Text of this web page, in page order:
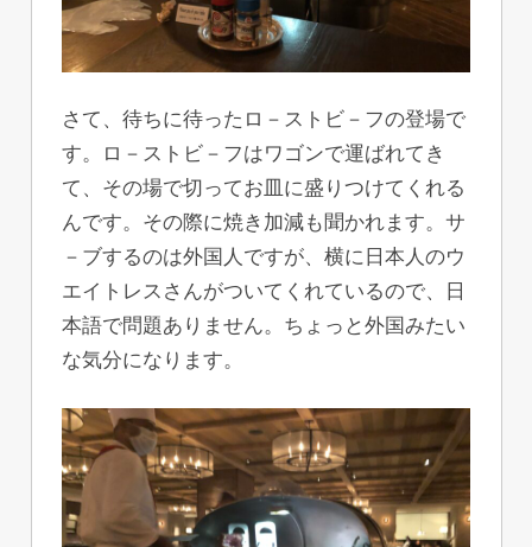
さて、待ちに待ったロ－ストビ－フの登場で
す。ロ－ストビ－フはワゴンで運ばれてき
て、その場で切ってお皿に盛りつけてくれる
んです。その際に焼き加減も聞かれます。サ
－ブするのは外国人ですが、横に日本人のウ
エイトレスさんがついてくれているので、日
本語で問題ありません。ちょっと外国みたい
な気分になります。